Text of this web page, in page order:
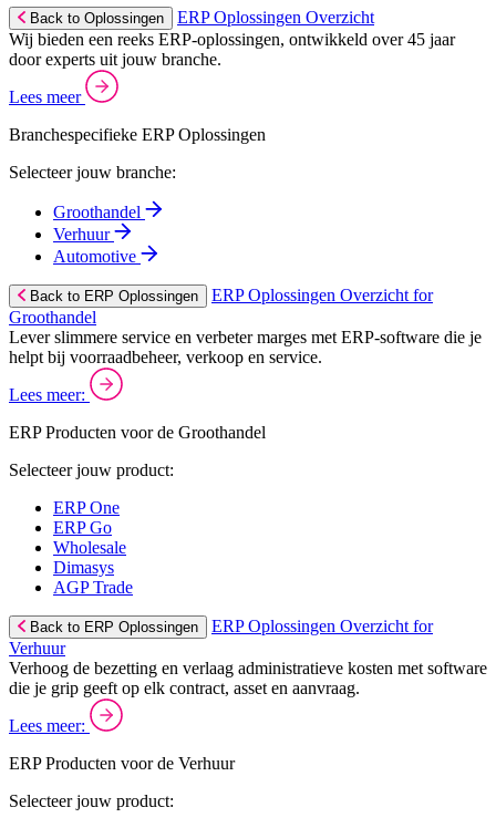
Back to Oplossingen
ERP Oplossingen Overzicht
Wij bieden een reeks ERP-oplossingen, ontwikkeld over 45 jaar
door experts uit jouw branche.
Lees meer
Branchespecifieke ERP Oplossingen
Selecteer jouw branche:
Groothandel
Verhuur
Automotive
Back to ERP Oplossingen
ERP Oplossingen Overzicht for
Groothandel
Lever slimmere service en verbeter marges met ERP-software die je
helpt bij voorraadbeheer, verkoop en service.
Lees meer:
ERP Producten voor de Groothandel
Selecteer jouw product:
ERP One
ERP Go
Wholesale
Dimasys
AGP Trade
Back to ERP Oplossingen
ERP Oplossingen Overzicht for
Verhuur
Verhoog de bezetting en verlaag administratieve kosten met software
die je grip geeft op elk contract, asset en aanvraag.
Lees meer:
ERP Producten voor de Verhuur
Selecteer jouw product: